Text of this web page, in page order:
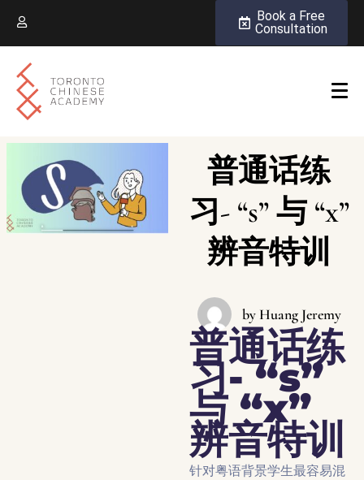
Book a Free
Consultation
普通话练
习- “s” 与 “x”
辨音特训
byHuang Jeremy
普通话练
习- “s”
与 “x”
辨音特训
针对粤语背景学生最容易混